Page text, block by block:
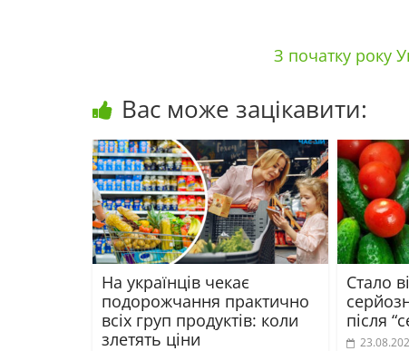
З початку року
Вас може зацікавити:
На українців чекає
подорожчання практично
всіх груп продуктів: коли
злетять ціни
Стало
після